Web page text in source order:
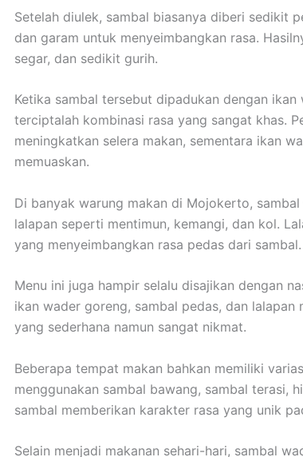
Setelah diulek, sambal biasanya diberi sedikit
dan garam untuk menyeimbangkan rasa.
segar, dan sedikit gurih.
Ketika sambal tersebut dipadukan dengan
terciptalah kombinasi rasa yang sangat khas.
meningkatkan selera makan, sementara ikan
memuaskan.
Di banyak warung makan di Mojokerto,
lalapan seperti mentimun, kemangi, dan kol.
yang menyeimbangkan rasa pedas dari sambal.
Menu ini juga hampir selalu disajikan dengan
ikan wader goreng, sambal pedas, dan lalapan
yang sederhana namun sangat nikmat.
Beberapa tempat makan bahkan memiliki
menggunakan sambal bawang, sambal terasi,
sambal memberikan karakter rasa yang unik
Selain menjadi makanan sehari-hari, sambal